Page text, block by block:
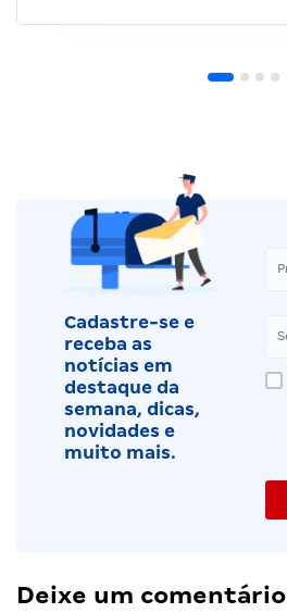
Cadastre-se e
receba as
notícias em
destaque da
semana, dicas,
novidades e
muito mais.
Deixe um comentário